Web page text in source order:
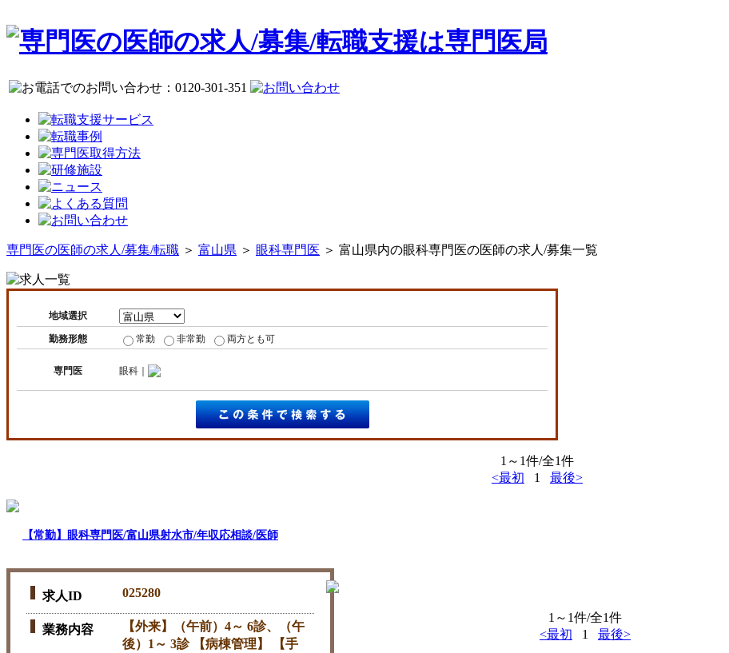
専門医の医師の求人/募集/転職 ＞ 富山県 ＞ 眼科専門医 ＞ 富山県内の眼科専門医の医師の求人/募集一覧
地域選択
勤務形態 常勤 非常勤 両方とも可
専門医 眼科｜
1～1件/全1件
<最初
1 最後>
【常勤】眼科専門医/富山県射水市/年収応相談/医師
求人ID 025280
業務内容
【外来】（午前）4～ 6診、（午
後）1～ 3診 【病棟管理】 【手
1～1件/全1件
<最初
1 最後>